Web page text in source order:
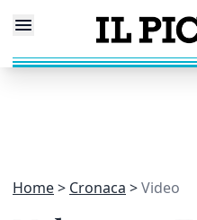
Home Cronaca Video